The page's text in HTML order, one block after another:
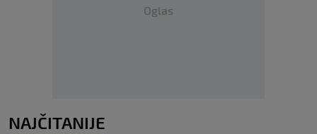
Oglas
NAJČITANIJE